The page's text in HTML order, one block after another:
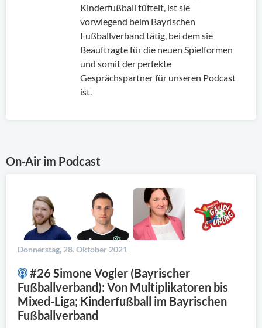
Kinderfußball tüftelt, ist sie
vorwiegend beim Bayrischen
Fußballverband tätig, bei dem sie
Beauftragte für die neuen Spielformen
und somit der perfekte
Gesprächspartner für unseren Podcast
ist.
On-Air im Podcast
Donnerstag, 28. Oktober 2021
#26 Simone Vogler (Bayrischer
Fußballverband): Von Multiplikatoren bis
Mixed-Liga; Kinderfußball im Bayrischen
Fußballverband